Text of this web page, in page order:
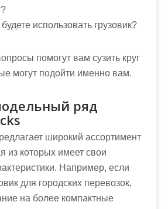
использовать грузовик?
помогут вам сузить круг
могут подойти именно вам.
ряд
широкий ассортимент
из которых имеет свои
Например, если
для городских перевозок,
на более компактные